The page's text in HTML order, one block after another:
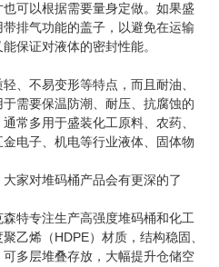
可以根据需要量身定做。如果盛
排气功能的盖子，以避免在运输
保证对液体的密封性能。
、不易变形等特点，而且耐油、
需要保温防潮、耐压、抗腐蚀的
常多用于盛装化工原料、农药、
电子、机电等行业液体、固体物
家对堆码桶产品会有更深的了
特专注生产高强度堆码桶和化工
乙烯（HDPE）材质，结构稳固、
多层堆叠存放，大幅提升仓储空